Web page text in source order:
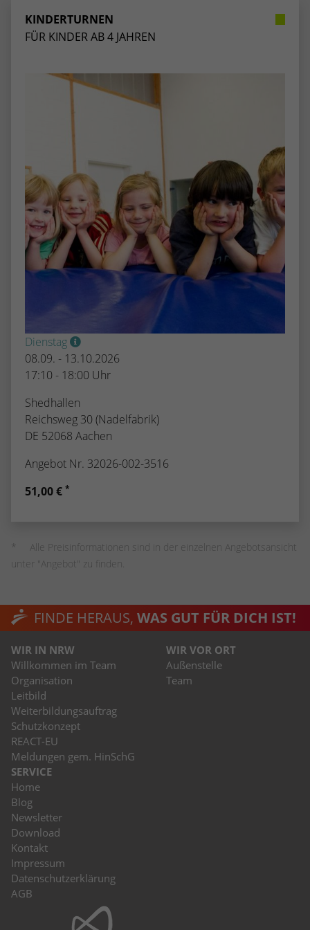
KINDERTURNEN
FÜR KINDER AB 4 JAHREN
Dienstag
08.09. - 13.10.2026
17:10 - 18:00 Uhr
Shedhallen
Reichsweg 30 (Nadelfabrik)
DE 52068 Aachen
Angebot Nr. 32026-002-3516
51,00 € *
Alle Preisinformationen sind in der einzelnen Angebotsansicht
unter "Angebot" zu finden.
FINDE HERAUS, WAS GUT FÜR DICH IST!
WIR IN NRW
Willkommen im Team
Organisation
Leitbild
Weiterbildungsauftrag
Schutzkonzept
REACT-EU
Meldungen gem. HinSchG
WIR VOR ORT
Außenstelle
Team
SERVICE
Home
Blog
Newsletter
Download
Kontakt
Impressum
Datenschutzerklärung
AGB
Form.
Google Analytics
Zweck
Dieser Cookie identifiziert die Besucher
nach Alter, Geschlecht oder Interessen
und nutzt dazu den DoubleClick des
Google Tag Manager, um die gezielte
Anzeigenplatzierung zu vereinfachen.